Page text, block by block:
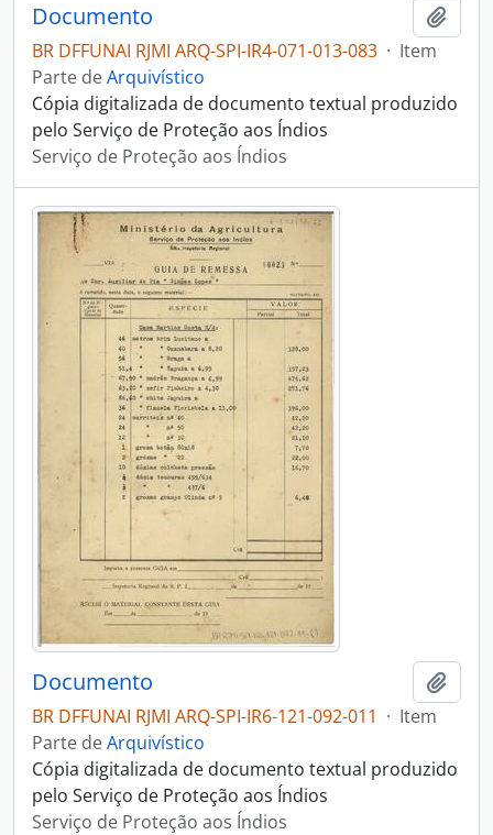
Documento
BR DFFUNAI RJMI ARQ-SPI-IR4-071-013-083 · Item
Parte deArquivístico
Cópia digitalizada de documento textual produzido
pelo Serviço de Proteção aos Índios
Serviço de Proteção aos Índios
Documento
BR DFFUNAI RJMI ARQ-SPI-IR6-121-092-011 · Item
Parte deArquivístico
Cópia digitalizada de documento textual produzido
pelo Serviço de Proteção aos Índios
Serviço de Proteção aos Índios